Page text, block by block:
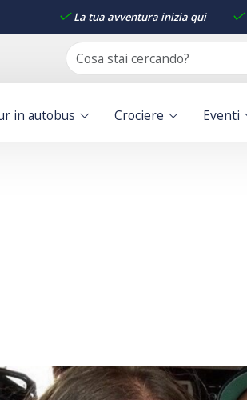
La tua avventura inizia qui
in autobus Crociere Eventi